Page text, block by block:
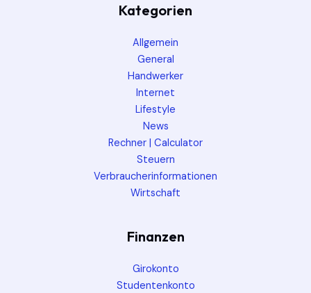
Kategorien
Allgemein
General
Handwerker
Internet
Lifestyle
News
Rechner | Calculator
Steuern
Verbraucherinformationen
Wirtschaft
Finanzen
Girokonto
Studentenkonto